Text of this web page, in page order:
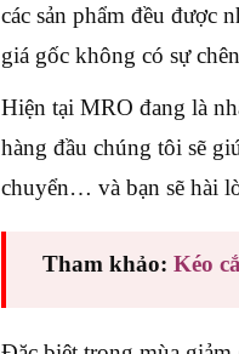
các sản phẩm đều được
giá gốc không có sự
Hiện tại MRO đang là
hàng đầu chúng tôi sẽ
chuyển… và bạn sẽ hài
Tham khảo: Kéo